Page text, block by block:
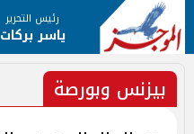
رئيس التحرير
ياسر بركات
بيزنس وبورصة